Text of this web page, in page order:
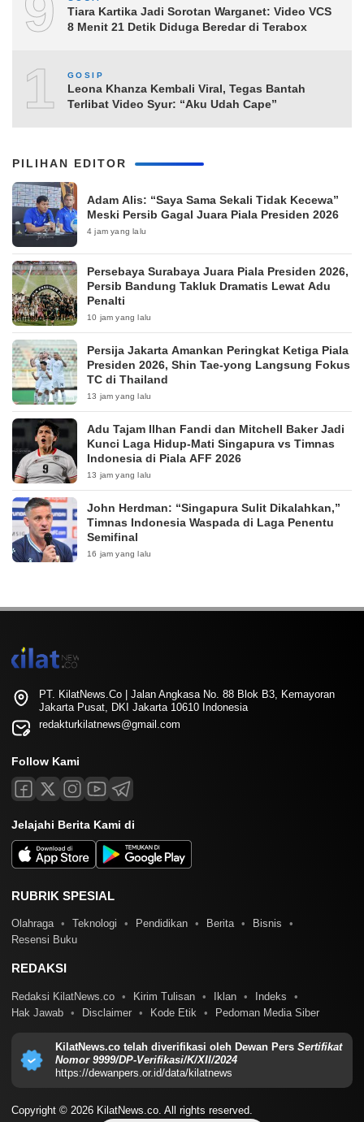
Tiara Kartika Jadi Sorotan Warganet: Video VCS
8 Menit 21 Detik Diduga Beredar di Terabox
10
GOSIP
Leona Khanza Kembali Viral, Tegas Bantah
Terlibat Video Syur: “Aku Udah Cape”
PILIHAN EDITOR
Adam Alis: “Saya Sama Sekali Tidak Kecewa”
Meski Persib Gagal Juara Piala Presiden 2026
4 jam yang lalu
Persebaya Surabaya Juara Piala Presiden 2026,
Persib Bandung Takluk Dramatis Lewat Adu
Penalti
10 jam yang lalu
Persija Jakarta Amankan Peringkat Ketiga Piala
Presiden 2026, Shin Tae-yong Langsung Fokus
TC di Thailand
13 jam yang lalu
Adu Tajam Ilhan Fandi dan Mitchell Baker Jadi
Kunci Laga Hidup-Mati Singapura vs Timnas
Indonesia di Piala AFF 2026
13 jam yang lalu
John Herdman: “Singapura Sulit Dikalahkan,”
Timnas Indonesia Waspada di Laga Penentu
Semifinal
16 jam yang lalu
PT. KilatNews.Co | Jalan Angkasa No. 88 Blok B3, Kemayoran
Jakarta Pusat, DKI Jakarta 10610 Indonesia
redakturkilatnews@gmail.com
Follow Kami
Jelajahi Berita Kami di
RUBRIK SPESIAL
Olahraga Teknologi Pendidikan Berita
Bisnis
Resensi Buku
REDAKSI
Redaksi KilatNews.co Kirim Tulisan Iklan
Indeks
Hak Jawab
Disclaimer Kode Etik Pedoman Media Siber
KilatNews.co telah diverifikasi oleh Dewan Pers Sertifikat
Nomor 9999/DP-Verifikasi/K/XII/2024
https://dewanpers.or.id/data/kilatnews
Copyright © 2026 KilatNews.co. All rights reserved.